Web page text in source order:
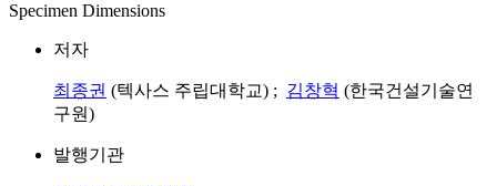
Specimen Dimensions
저자
최종권 (텍사스 주립대학교) ; 김창혁 (한국건설기술연
구원)
발행기관